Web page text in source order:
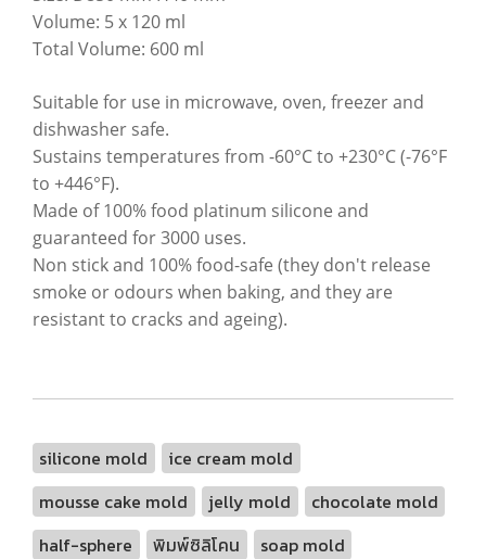
Volume: 5 x 120 ml
Total Volume: 600 ml
Suitable for use in microwave, oven, freezer and
dishwasher safe.
Sustains temperatures from -60°C to +230°C (-76°F
to +446°F).
Made of 100% food platinum silicone and
guaranteed for 3000 uses.
Non stick and 100% food-safe (they don't release
smoke or odours when baking, and they are
resistant to cracks and ageing).
silicone mold
ice cream mold
mousse cake mold
jelly mold
chocolate mold
half-sphere
พิมพ์ซิลิโคน
soap mold